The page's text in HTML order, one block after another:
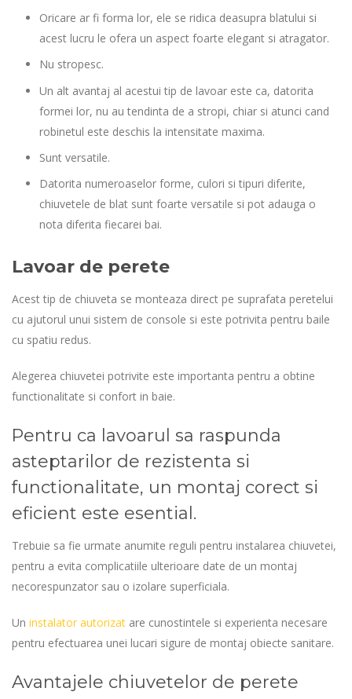
Oricare ar fi forma lor, ele se ridica deasupra blatului si
acest lucru le ofera un aspect foarte elegant si atragator.
Nu stropesc.
Un alt avantaj al acestui tip de lavoar este ca, datorita
formei lor, nu au tendinta de a stropi, chiar si atunci cand
robinetul este deschis la intensitate maxima.
Sunt versatile.
Datorita numeroaselor forme, culori si tipuri diferite,
chiuvetele de blat sunt foarte versatile si pot adauga o
nota diferita fiecarei bai.
Lavoar de perete
Acest tip de chiuveta se monteaza direct pe suprafata peretelui
cu ajutorul unui sistem de console si este potrivita pentru baile
cu spatiu redus.
Alegerea chiuvetei potrivite este importanta pentru a obtine
functionalitate si confort in baie.
Pentru ca lavoarul sa raspunda
asteptarilor de rezistenta si
functionalitate, un montaj corect si
eficient este esential.
Trebuie sa fie urmate anumite reguli pentru instalarea chiuvetei,
pentru a evita complicatiile ulterioare date de un montaj
necorespunzator sau o izolare superficiala.
Un instalator autorizat are cunostintele si experienta necesare
pentru efectuarea unei lucari sigure de montaj obiecte sanitare.
Avantajele chiuvetelor de perete